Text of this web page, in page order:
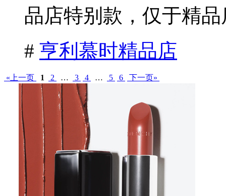
品店特别款，仅于精品
# 亨利慕时精品店
«上一页 1 2 … 3 4 … 5 6 下一页»